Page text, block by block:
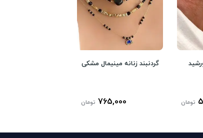
تومان
گردنبند زنانه مینیمال مشکی
765,000 تومان